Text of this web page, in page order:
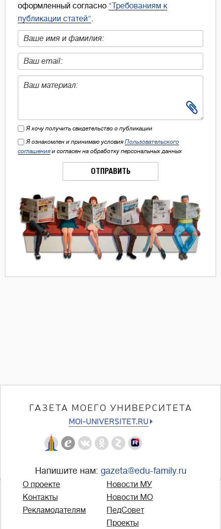
оформленный согласно "Требованиям к
публикации статей"
Я хочу получить свидетельство о публикации
Я ознакомлен и принимаю условия Пользовательского
соглашения и согласен на обработку персональных данных
ОТПРАВИТЬ
ГАЗЕТА МОЕГО УНИВЕРСИТЕТА
MOI-UNIVERSITET.RU
Напишите нам: gazeta@edu-family.ru
О проекте
Контакты
Рекламодателям
Новости МУ
Новости МО
ПедСовет
Проекты